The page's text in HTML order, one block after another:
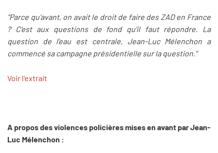
"Parce qu'avant, on avait le droit de faire des ZAD en France
? C’est aux questions de fond qu’il faut répondre. La
question de l’eau est centrale, Jean-Luc Mélenchon a
commencé sa campagne présidentielle sur la question."
Voir l'extrait
A propos des violences policières mises en avant par Jean-
Luc Mélenchon :